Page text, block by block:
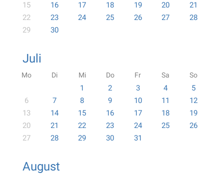
15
16 17 18 19 20
21
22
23 24 25 26 27
28
29
30
Juli
Mo Di Mi Do Fr Sa So
1 2 3 4
5
6
7 8 9 10 11
12
13
14 15 16 17 18
19
20
21 22 23 24 25
26
27
28 29 30 31
August